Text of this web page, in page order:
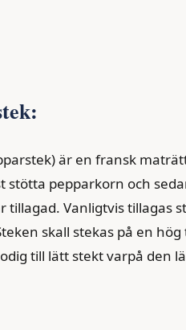
är en fransk
stötta pepparkorn och
tillagad. Vanligtvis tillagas
skall stekas på en
till lätt stekt varpå den